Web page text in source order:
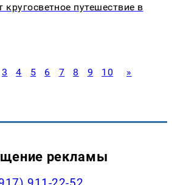
кругосветное путешествие в
3 4 5 6 7 8 9 10 »
рекламы